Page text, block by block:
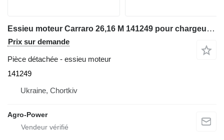
Essieu moteur Carraro 26,16 M 141249 pour chargeuse sur pneus
Prix sur demande
Pièce détachée - essieu moteur
141249
Ukraine, Chortkiv
Agro-Power